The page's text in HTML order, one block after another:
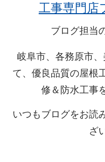
工事専門店
ブログ担当
岐阜市、各務原市
て、優良品質の屋根
修＆防水工事
いつもブログをお読
ざ